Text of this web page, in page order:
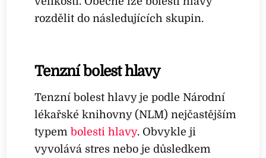
rozdělit do následujících skupin.
Tenzní bolest hlavy
Tenzní bolest hlavy je podle Národní
lékařské knihovny (NLM) nejčastějším
typembolesti hlavy. Obvykle ji
vyvolává stres nebo je důsledkem